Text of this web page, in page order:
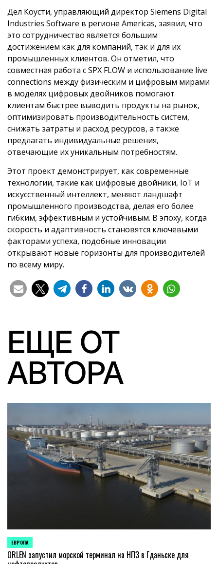
Дел Коусти, управляющий директор Siemens Digital
Industries Software в регионе Americas, заявил, что
это сотрудничество является большим
достижением как для компаний, так и для их
промышленных клиентов. Он отметил, что
совместная работа с SPX FLOW и использование live
connections между физическим и цифровым мирами
в моделях цифровых двойников помогают
клиентам быстрее выводить продукты на рынок,
оптимизировать производительность систем,
снижать затраты и расход ресурсов, а также
предлагать индивидуальные решения,
отвечающие их уникальным потребностям.
Этот проект демонстрирует, как современные
технологии, такие как цифровые двойники, IoT и
искусственный интеллект, меняют ландшафт
промышленного производства, делая его более
гибким, эффективным и устойчивым. В эпоху, когда
скорость и адаптивность становятся ключевыми
факторами успеха, подобные инновации
открывают новые горизонты для производителей
по всему миру.
ЕЩЕ ОТ
АВТОРА
ОПУБЛИКОВАНО
В
ЕВРОПА
ORLEN запустил морской терминал на НПЗ в Гданьске для